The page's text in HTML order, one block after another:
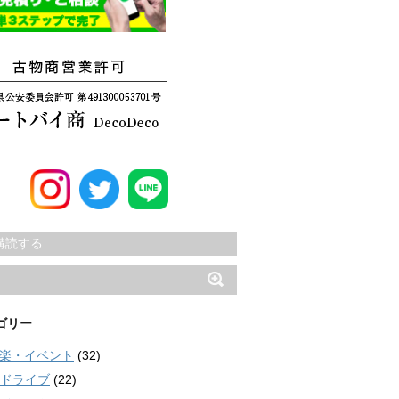
する
リー
・イベント (32)
ドライブ (22)